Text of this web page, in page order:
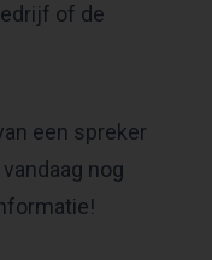
of de
een spreker
nog